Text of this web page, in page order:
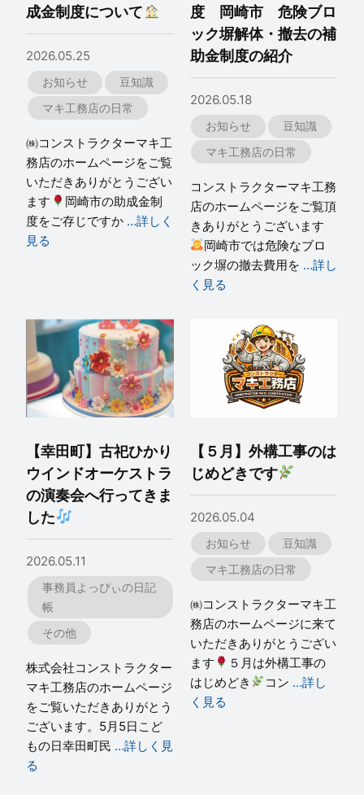
成金制度について
2026.05.25
お知らせ
豆知識
マキ工務店の日常
㈱コンストラクターマキ工
務店のホームページをご覧
いただきありがとうござい
ます
岡崎市の助成金制
度をご存じですか …詳しく
見る
度 岡崎市 危険ブロ
ック塀解体・撤去の補
助金制度の紹介
2026.05.18
お知らせ
豆知識
マキ工務店の日常
コンストラクターマキ工務
店のホームページをご覧頂
きありがとうございます
岡崎市では危険なブロ
ック塀の撤去費用を …詳し
く見る
【幸田町】古祀ひかり
ウインドオーケストラ
の演奏会へ行ってきま
した
2026.05.11
事務員よっぴぃの日記
帳
その他
株式会社コンストラクター
マキ工務店のホームページ
をご覧いただきありがとう
ございます。5月5日こど
もの日幸田町民 …詳しく見
る
【５月】外構工事のは
じめどきです
2026.05.04
お知らせ
豆知識
マキ工務店の日常
㈱コンストラクターマキ工
務店のホームページに来て
いただきありがとうござい
ます
５月は外構工事の
はじめどき
コン …詳し
く見る